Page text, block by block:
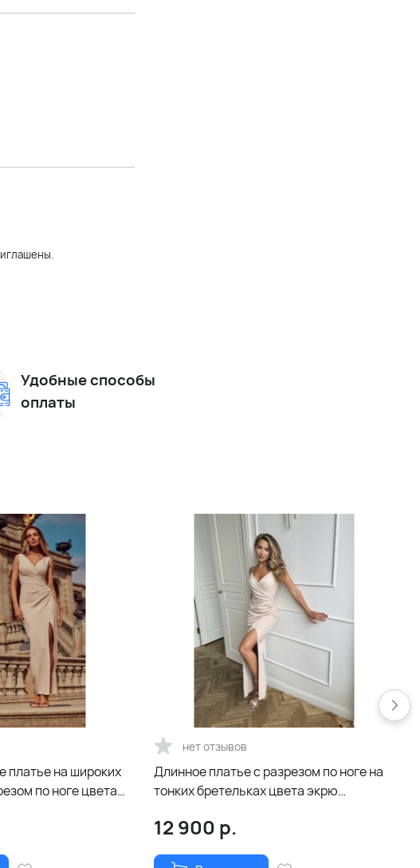
Удобные способы
оплаты
платье на широких
по ноге цвета
нет отзывов
Длинное платье с разрезом по ноге на
тонких бретельках цвета экрю
12 900 р.